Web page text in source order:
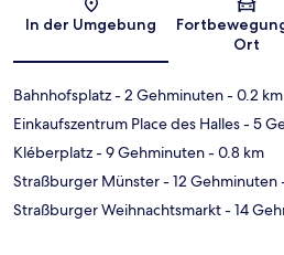
Karte
In der Umgebung
Ort
Bahnhofsplatz- 2 Gehminuten- 0.2 km
Einkaufszentrum Place des Halles- 5
Kléberplatz- 9 Gehminuten- 0.8 km
Straßburger Münster- 12 Gehminuten
Straßburger Weihnachtsmarkt- 14